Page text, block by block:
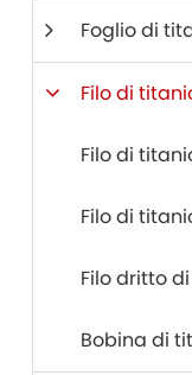
Foglio di
Filo di
Filo di
Filo di
Filo dritto
Bobina di